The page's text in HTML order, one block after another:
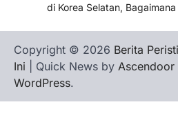
di Korea Selatan,
Copyright © 2026 Berita
Ini | Quick News by Ascendoor
WordPress.